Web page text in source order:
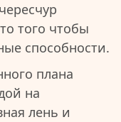
того чтобы
способности.
плана
на
лень и